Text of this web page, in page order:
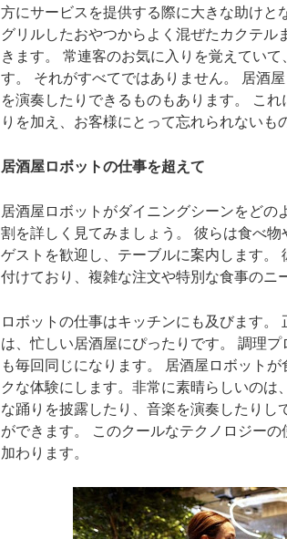
方にサービスを提供する際に大きな助けと
グリルしたおやつからよく混ぜたカクテ
きます。 常連客のお気に入りを覚えてい
す。 それがすべてではありません。 居酒
を演奏したりできるものもあります。 こ
りを加え、お客様にとって忘れられないも
居酒屋ロボットの仕事を超えて
居酒屋ロボットがダイニングシーンをど
割を詳しく見てみましょう。 彼らは食べ
ゲストを歓迎し、テーブルに案内します。
付けており、複雑な注文や特別な食事のニ
ロボットの仕事はキッチンにも及びます
は、忙しい居酒屋にぴったりです。 調理
も毎回同じになります。 居酒屋ロボット
クな体験にします。非常に素晴らしいの
な踊りを披露したり、音楽を演奏したりし
ができます。 このクールなテクノロジー
加わります。